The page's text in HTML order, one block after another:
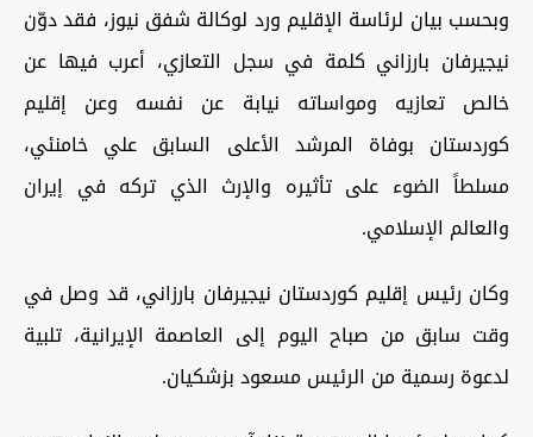
وبحسب بيان لرئاسة الإقليم ورد لوكالة شفق نيوز، فقد دوّن
نيجيرفان بارزاني كلمة في سجل التعازي، أعرب فيها عن
خالص تعازيه ومواساته نيابة عن نفسه وعن إقليم
كوردستان بوفاة المرشد الأعلى السابق علي خامنئي،
مسلطاً الضوء على تأثيره والإرث الذي تركه في إيران
والعالم الإسلامي.
وكان رئيس إقليم كوردستان نيجيرفان بارزاني، قد وصل في
وقت سابق من صباح اليوم إلى العاصمة الإيرانية، تلبية
لدعوة رسمية من الرئيس مسعود بزشكيان.